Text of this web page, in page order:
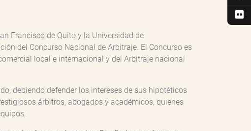
Francisco de Quito y la Universidad de
del Concurso Nacional de Arbitraje. El Concurso es
local e internacional y del Arbitraje nacional
debiendo defender los intereses de sus hipotéticos
árbitros, abogados y académicos, quienes